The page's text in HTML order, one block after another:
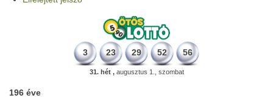
3 23 29 52 56
31. hét ,augusztus 1., szombat
196 éve